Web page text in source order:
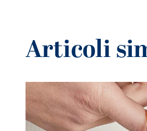
Articoli